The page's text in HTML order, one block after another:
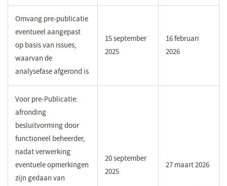
Omvang pre-publicatie
eventueel aangepast
op basis van issues,
waarvan de
analysefase afgerond is
15 september
2025
16 februari
2026
Voor pre-Publicatie:
afronding
besluitvorming door
functioneel beheerder,
nadat verwerking
eventuele opmerkingen
zijn gedaan van
20 september
2025
27 maart 2026